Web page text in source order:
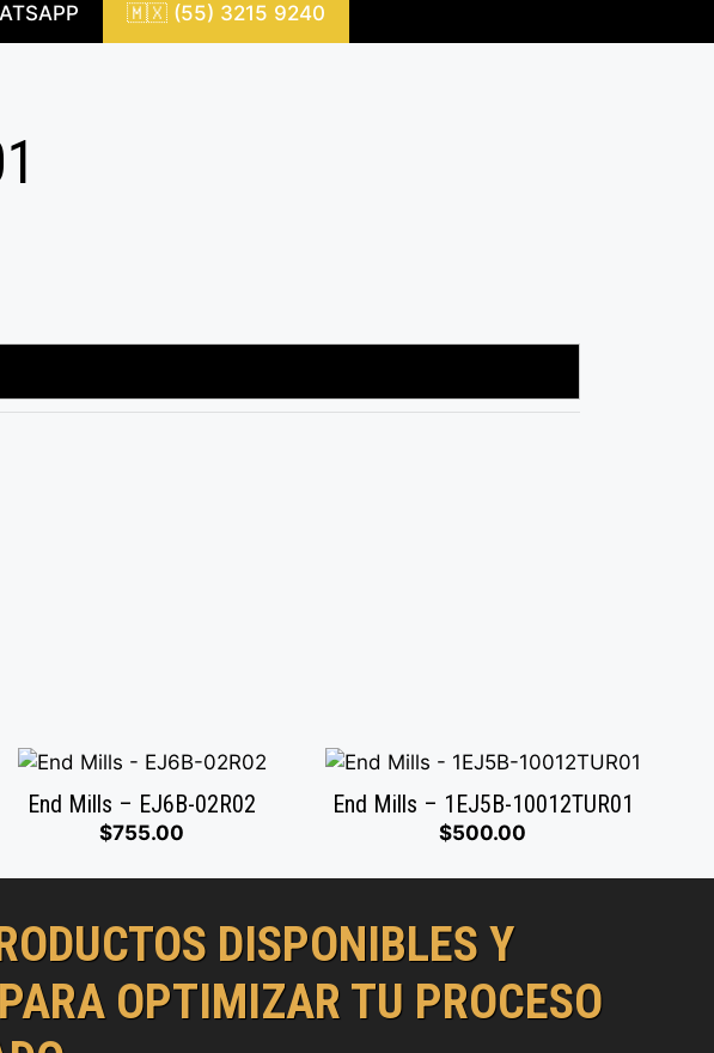
🇲🇽 (55) 3215 9240
End Mills – EJ6B-02R02
$755.00
End Mills – 1EJ5B-10012TUR01
$500.00
DISPONIBLES Y
OPTIMIZAR TU PROCESO